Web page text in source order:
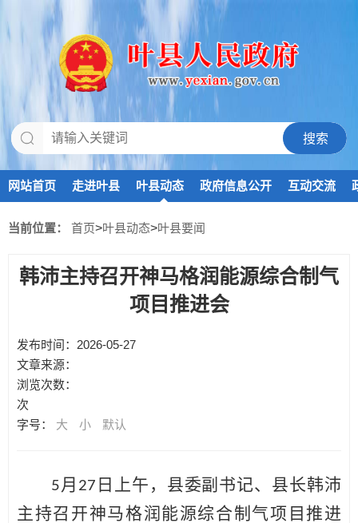
网站首页 走进叶县 叶县动态 政府信息公开 互动交流
当前位置： 首页>叶县动态>叶县要闻
韩沛主持召开神马格润能源综合制气
项目推进会
发布时间：2026-05-27
文章来源：
浏览次数：
次
字号： 大 小 默认
5月 27 日上午，县委副书记、县长韩沛
主持召开神马格润能源综合制气项目推进